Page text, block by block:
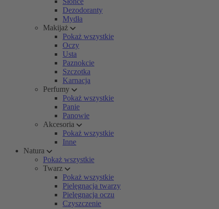
Dezodoranty
Mydła
Makijaż
Pokaż wszystkie
Oczy
Usta
Paznokcie
Szczotka
Karnacja
Perfumy
Pokaż wszystkie
Panie
Panowie
Akcesoria
Pokaż wszystkie
Inne
Natura
Pokaż wszystkie
Twarz
Pokaż wszystkie
Pielęgnacja twarzy
Pielęgnacja oczu
Czyszczenie